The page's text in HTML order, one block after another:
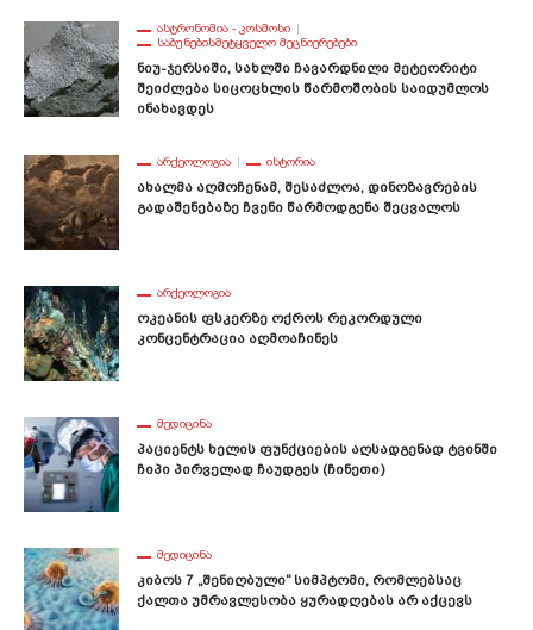
ᲐᲡᲢᲠᲝᲜᲝᲛᲘᲐ - ᲙᲝᲡᲛᲝᲡᲘ
ᲡᲐᲑᲣᲜᲔᲑᲘᲡᲛᲔᲢᲧᲕᲔᲚᲝ ᲛᲔᲪᲜᲘᲔᲠᲔᲑᲔᲑᲘ
Ნიუ-Ჯერსიში, Სახლში Ჩავარდნილი Მეტეორიტი
Შეიძლება Სიცოცხლის Წარმოშობის Საიდუმლოს
Ინახავდეს
ᲐᲠᲥᲔᲝᲚᲝᲒᲘᲐ ᲘᲡᲢᲝᲠᲘᲐ
Ახალმა Აღმოჩენამ, Შესაძლოა, Დინოზავრების
Გადაშენებაზე Ჩვენი Წარმოდგენა Შეცვალოს
ᲐᲠᲥᲔᲝᲚᲝᲒᲘᲐ
Ოკეანის Ფსკერზე Ოქროს Რეკორდული
Კონცენტრაცია Აღმოაჩინეს
ᲛᲔᲓᲘᲪᲘᲜᲐ
Პაციენტს Ხელის Ფუნქციების Აღსადგენად Ტვინში
Ჩიპი Პირველად Ჩაუდგეს (ჩინეთი)
ᲛᲔᲓᲘᲪᲘᲜᲐ
Კიბოს 7 „შენიღბული“ Სიმპტომი, Რომლებსაც
Ქალთა Უმრავლესობა Ყურადღებას Არ Აქცევს